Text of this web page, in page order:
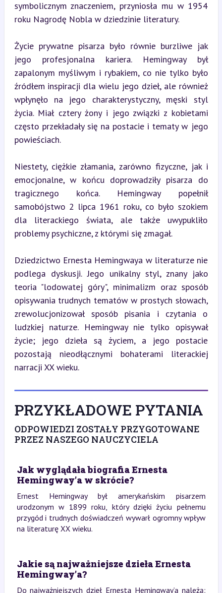
symbolicznym znaczeniem, przyniosła mu w 1954
roku Nagrodę Nobla w dziedzinie literatury.
Życie prywatne pisarza było równie burzliwe jak
jego profesjonalna kariera. Hemingway był
zapalonym myśliwym i rybakiem, co nie tylko było
źródłem inspiracji dla wielu jego dzieł, ale również
wpłynęło na jego charakterystyczny, męski styl
życia. Miał cztery żony i jego związki z kobietami
często przekładały się na postacie i tematy w jego
powieściach.
Niestety, ciężkie złamania, zarówno fizyczne, jak i
emocjonalne, w końcu doprowadziły pisarza do
tragicznego końca. Hemingway popełnił
samobójstwo 2 lipca 1961 roku, co było szokiem
dla literackiego świata, ale także uwypukliło
problemy psychiczne, z którymi się zmagał.
Dziedzictwo Ernesta Hemingwaya w literaturze nie
podlega dyskusji. Jego unikalny styl, znany jako
teoria "lodowatej góry", minimalizm oraz sposób
opisywania trudnych tematów w prostych słowach,
zrewolucjonizował sposób pisania i czytania o
ludzkiej naturze. Hemingway nie tylko opisywał
życie; jego dzieła są życiem, a jego postacie
pozostają nieodłącznymi bohaterami literackiej
narracji XX wieku.
PRZYKŁADOWE PYTANIA
ODPOWIEDZI ZOSTAŁY PRZYGOTOWANE
PRZEZ NASZEGO NAUCZYCIELA
Jak wyglądała biografia Ernesta
Hemingway’a w skrócie?
Ernest Hemingway był amerykańskim pisarzem
urodzonym w 1899 roku, który dzięki życiu pełnemu
przygód i trudnych doświadczeń wywarł ogromny wpływ
na literaturę XX wieku.
Jakie są najważniejsze dzieła Ernesta
Hemingway’a?
Do najważniejszych dzieł Ernesta Hemingway’a należą: